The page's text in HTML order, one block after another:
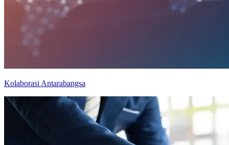
Kolaborasi Antarabangsa